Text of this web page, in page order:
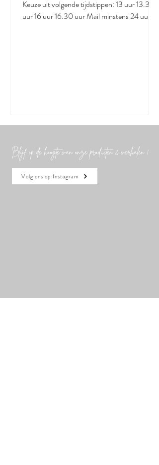
Keuze uit volgende tijdstippen: 13 uur 13.30
uur 16 uur 16.30 uur Mail minstens 24 uur op
Blijf op de hoogte van onze producten & verhalen !
Volg ons op Instagram